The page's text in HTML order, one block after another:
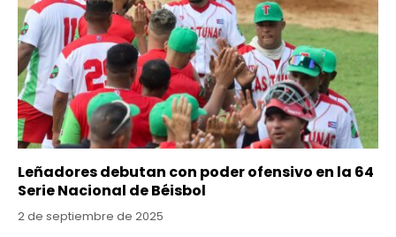
Leñadores debutan con poder ofensivo en la 64
Serie Nacional de Béisbol
2 de septiembre de 2025